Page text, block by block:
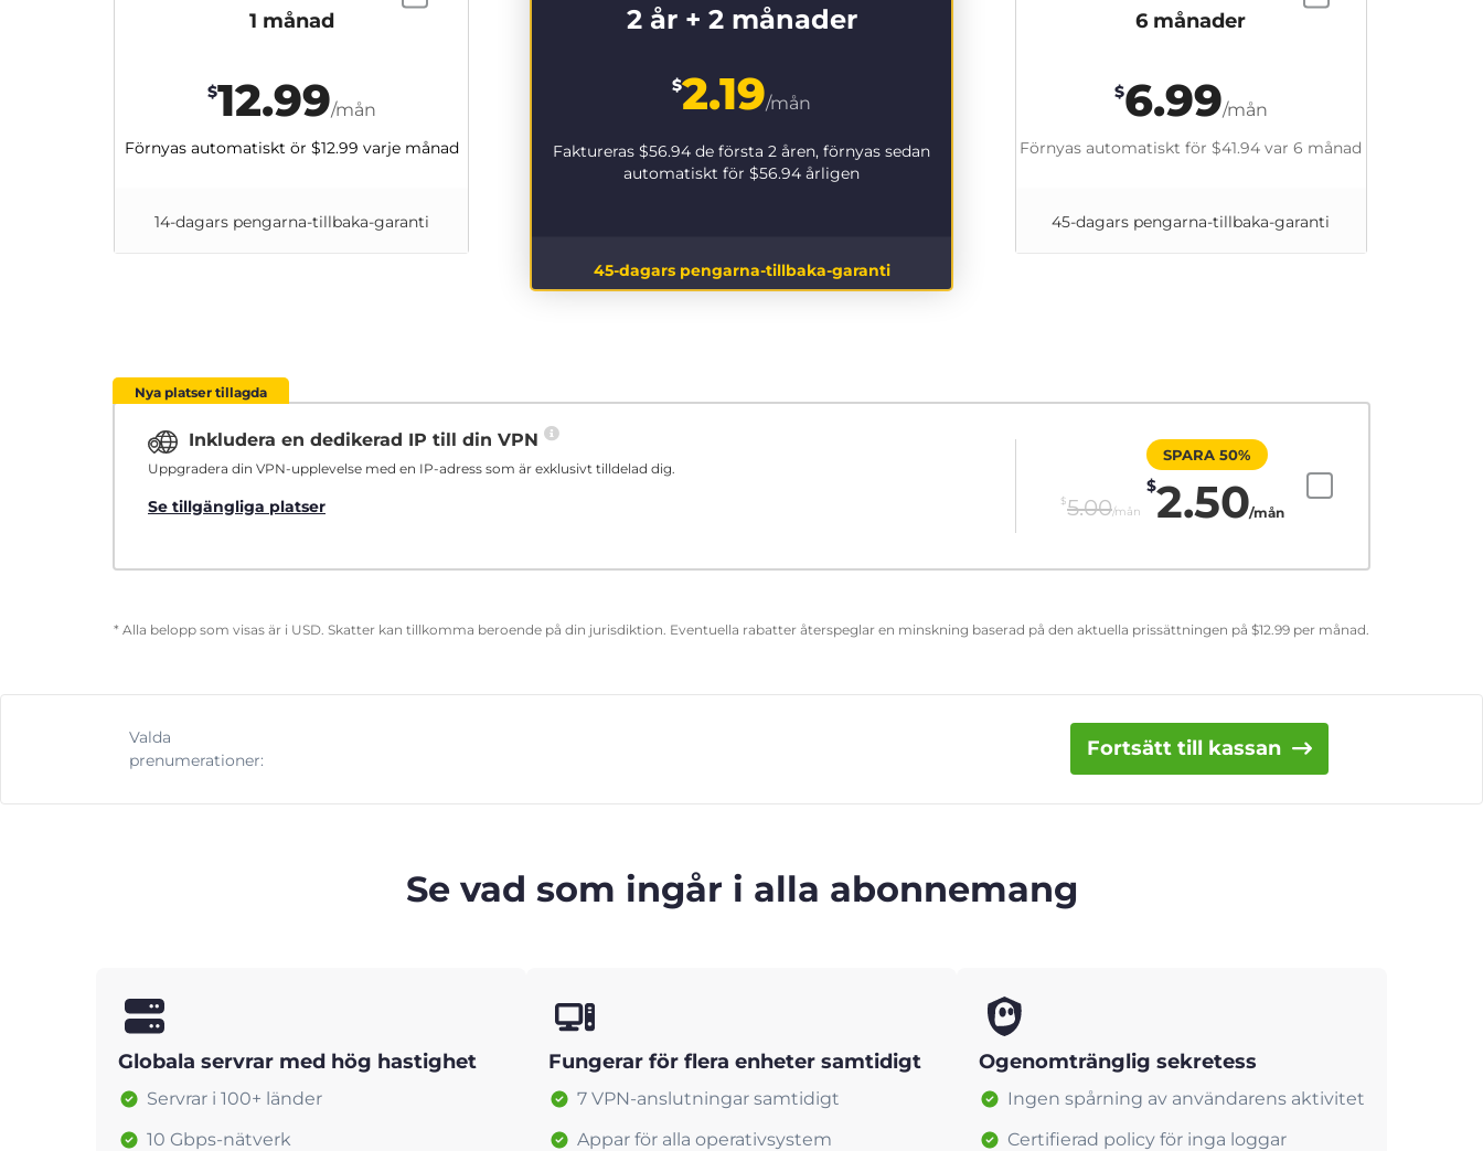
2 år + 2 månader
$2.19/mån
Faktureras $56.94 de första 2 åren, förnyas sedan
automatiskt för $56.94 årligen
45-dagars pengarna-tillbaka-garanti
6 månader
$6.99/mån
Förnyas automatiskt för $41.94 var 6 månad
45-dagars pengarna-tillbaka-garanti
1 månad
$12.99/mån
Förnyas automatiskt ör $12.99 varje månad
14-dagars pengarna-tillbaka-garanti
Nya platser tillagda
Inkludera en dedikerad IP till din VPN
Uppgradera din VPN-upplevelse med en IP-adress som är exklusivt tilldelad dig.
Se tillgängliga platser $5.00/mån
SPARA 50%
$2.50/mån
* Alla belopp som visas är i USD. Skatter kan tillkomma beroende på din jurisdiktion. Eventuella rabatter återspeglar en minskning baserad på den aktuella prissättningen på $12.99 per månad.
Valda
prenumerationer:
Fortsätt till kassan
Se vad som ingår i alla abonnemang
Globala servrar med hög hastighet
Servrar i 100+ länder
10 Gbps-nätverk
Fungerar för flera enheter samtidigt
7 VPN-anslutningar samtidigt
Appar för alla operativsystem
Ogenomtränglig sekretess
Ingen spårning av användarens aktivitet
Certifierad policy för inga loggar